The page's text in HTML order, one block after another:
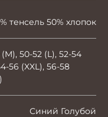
тенсель 50% хлопок
50-52 (L), 52-54
56 (XXL), 56-58
Синий Голубой